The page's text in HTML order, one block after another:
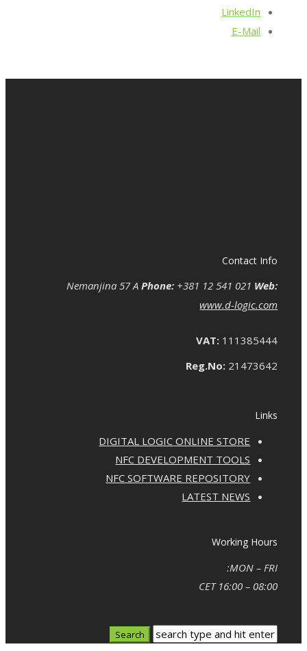
LinkedIn
E-Mail
Contact Info
Nemanjina 57 A Phone: +381 12 541 021 Web:
www.d-logic.com
VAT: 111385444
Reg.No: 21473642
Links
DIGITAL LOGIC ONLINE STORE
NFC DEVELOPMENT TOOLS
NFC SOFTWARE REPOSITORY
LATEST NEWS
Working Hours
MON – FRI:
08:00 – 16:00 CET